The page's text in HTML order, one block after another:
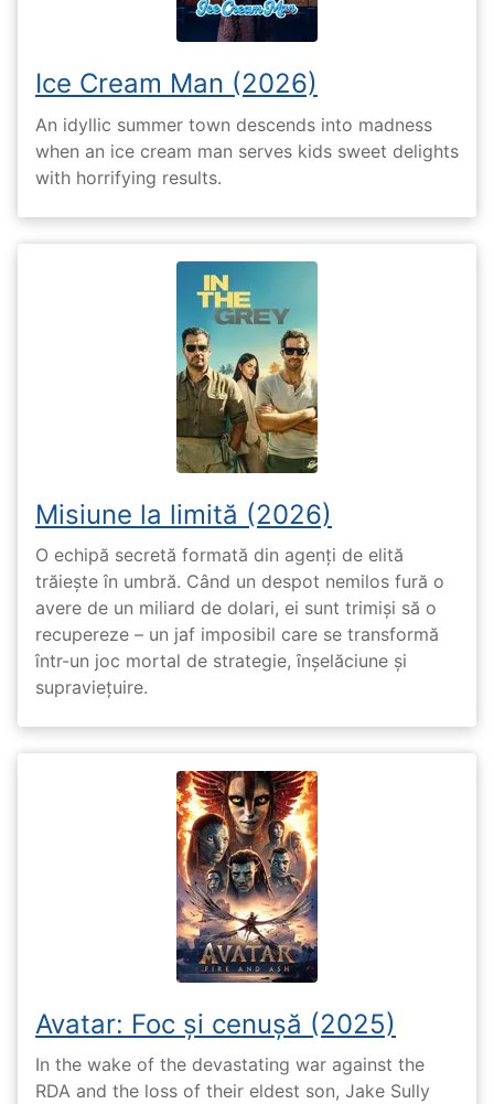
Ice Cream Man (2026)
An idyllic summer town descends into madness
when an ice cream man serves kids sweet delights
with horrifying results.
Misiune la limită (2026)
O echipă secretă formată din agenți de elită
trăiește în umbră. Când un despot nemilos fură o
avere de un miliard de dolari, ei sunt trimiși să o
recupereze – un jaf imposibil care se transformă
într-un joc mortal de strategie, înșelăciune și
supraviețuire.
Avatar: Foc și cenușă (2025)
In the wake of the devastating war against the
RDA and the loss of their eldest son, Jake Sully